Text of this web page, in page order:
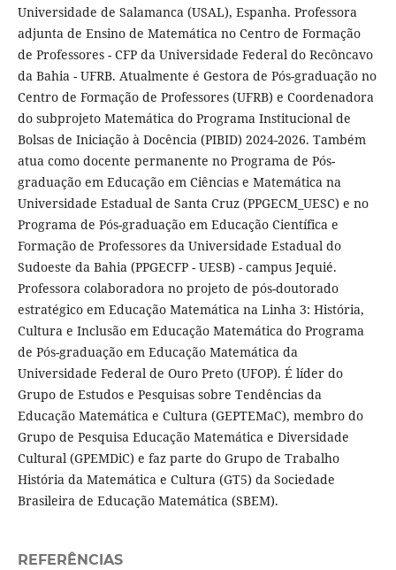
Universidade de Salamanca (USAL), Espanha. Professora
adjunta de Ensino de Matemática no Centro de Formação
de Professores - CFP da Universidade Federal do Recôncavo
da Bahia - UFRB. Atualmente é Gestora de Pós-graduação no
Centro de Formação de Professores (UFRB) e Coordenadora
do subprojeto Matemática do Programa Institucional de
Bolsas de Iniciação à Docência (PIBID) 2024-2026. Também
atua como docente permanente no Programa de Pós-
graduação em Educação em Ciências e Matemática na
Universidade Estadual de Santa Cruz (PPGECM_UESC) e no
Programa de Pós-graduação em Educação Científica e
Formação de Professores da Universidade Estadual do
Sudoeste da Bahia (PPGECFP - UESB) - campus Jequié.
Professora colaboradora no projeto de pós-doutorado
estratégico em Educação Matemática na Linha 3: História,
Cultura e Inclusão em Educação Matemática do Programa
de Pós-graduação em Educação Matemática da
Universidade Federal de Ouro Preto (UFOP). É líder do
Grupo de Estudos e Pesquisas sobre Tendências da
Educação Matemática e Cultura (GEPTEMaC), membro do
Grupo de Pesquisa Educação Matemática e Diversidade
Cultural (GPEMDiC) e faz parte do Grupo de Trabalho
História da Matemática e Cultura (GT5) da Sociedade
Brasileira de Educação Matemática (SBEM).
REFERÊNCIAS